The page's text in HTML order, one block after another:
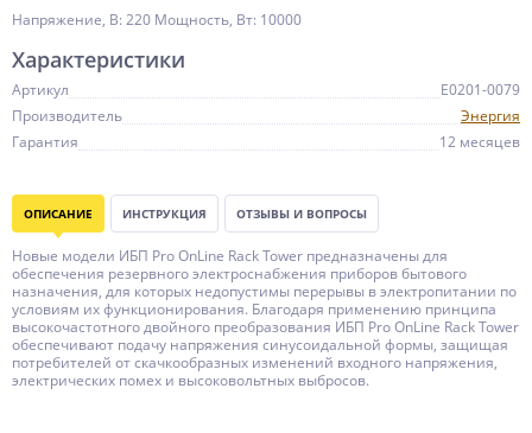
Напряжение, В: 220 Мощность, Вт: 10000
Характеристики
Артикул
Е0201-0079
Производитель
Энергия
Гарантия
12 месяцев
ОПИСАНИЕ ИНСТРУКЦИЯ ОТЗЫВЫ И ВОПРОСЫ
Новые модели ИБП Pro OnLine Rack Tower предназначены для
обеспечения резервного электроснабжения приборов бытового
назначения, для которых недопустимы перерывы в электропитании по
условиям их функционирования. Благодаря применению принципа
высокочастотного двойного преобразования ИБП Pro OnLine Rack Tower
обеспечивают подачу напряжения синусоидальной формы, защищая
потребителей от скачкообразных изменений входного напряжения,
электрических помех и высоковольтных выбросов.